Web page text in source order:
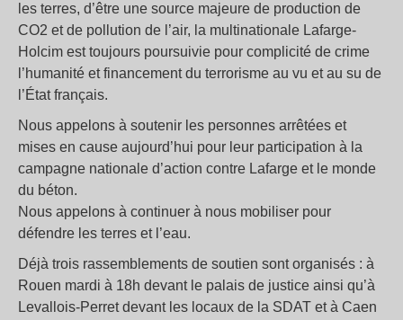
les terres, d’être une source majeure de production de
CO2 et de pollution de l’air, la multinationale Lafarge-
Holcim est toujours poursuivie pour complicité de crime
l’humanité et financement du terrorisme au vu et au su de
l’État français.
Nous appelons à soutenir les personnes arrêtées et
mises en cause aujourd’hui pour leur participation à la
campagne nationale d’action contre Lafarge et le monde
du béton.
Nous appelons à continuer à nous mobiliser pour
défendre les terres et l’eau.
Déjà trois rassemblements de soutien sont organisés : à
Rouen mardi à 18h devant le palais de justice ainsi qu’à
Levallois-Perret devant les locaux de la SDAT et à Caen